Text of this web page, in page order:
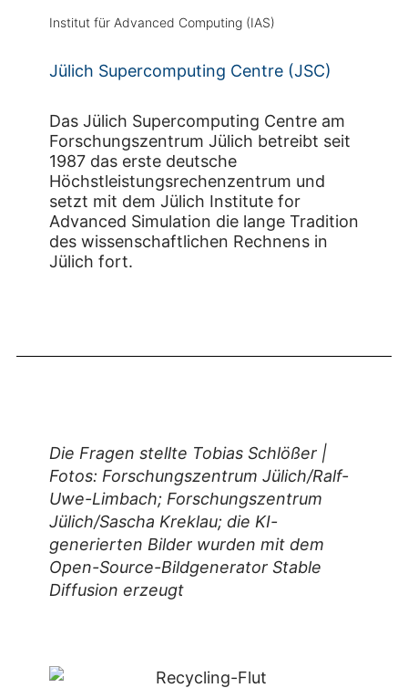
Institut für Advanced Computing (IAS)
Jülich Supercomputing Centre (JSC)
Das Jülich Supercomputing Centre am
Forschungszentrum Jülich betreibt seit
1987 das erste deutsche
Höchstleistungsrechenzentrum und
setzt mit dem Jülich Institute for
Advanced Simulation die lange Tradition
des wissenschaftlichen Rechnens in
Jülich fort.
Die Fragen stellte Tobias Schlößer |
Fotos: Forschungszentrum Jülich/Ralf-
Uwe-Limbach; Forschungszentrum
Jülich/Sascha Kreklau; die KI-
generierten Bilder wurden mit dem
Open-Source-Bildgenerator Stable
Diffusion erzeugt